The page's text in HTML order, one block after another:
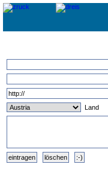
Land